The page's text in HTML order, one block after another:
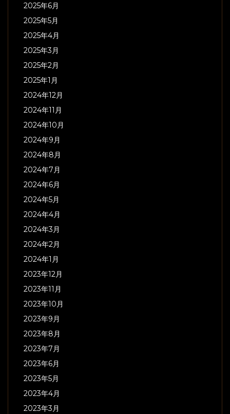
2025年6月
2025年5月
2025年4月
2025年3月
2025年2月
2025年1月
2024年12月
2024年11月
2024年10月
2024年9月
2024年8月
2024年7月
2024年6月
2024年5月
2024年4月
2024年3月
2024年2月
2024年1月
2023年12月
2023年11月
2023年10月
2023年9月
2023年8月
2023年7月
2023年6月
2023年5月
2023年4月
2023年3月